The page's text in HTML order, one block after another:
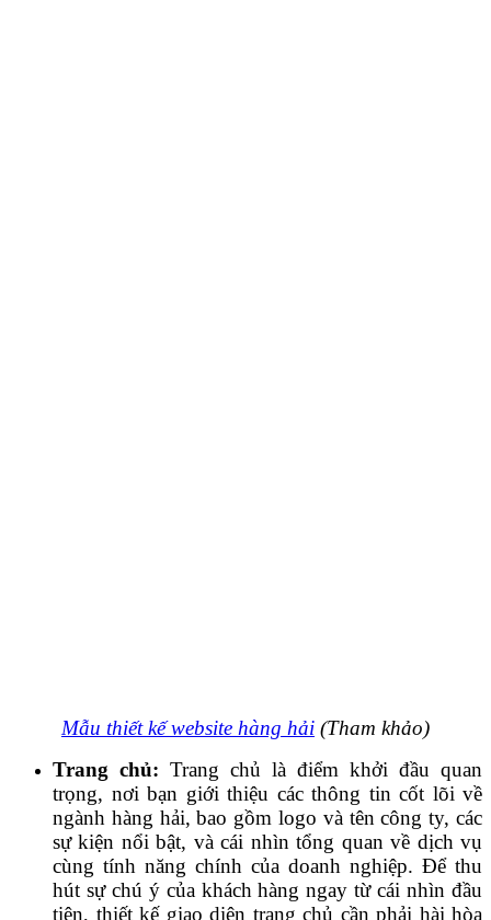
Mẫu thiết kế website hàng hải (Tham khảo)
Trang chủ: Trang chủ là điểm khởi đầu quan
trọng, nơi bạn giới thiệu các thông tin cốt lõi về
ngành hàng hải, bao gồm logo và tên công ty, các
sự kiện nổi bật, và cái nhìn tổng quan về dịch vụ
cùng tính năng chính của doanh nghiệp. Để thu
hút sự chú ý của khách hàng ngay từ cái nhìn đầu
tiên, thiết kế giao diện trang chủ cần phải hài hòa